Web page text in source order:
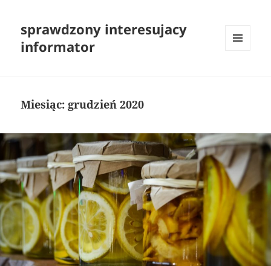
sprawdzony interesujacy
informator
Miesiąc: grudzień 2020